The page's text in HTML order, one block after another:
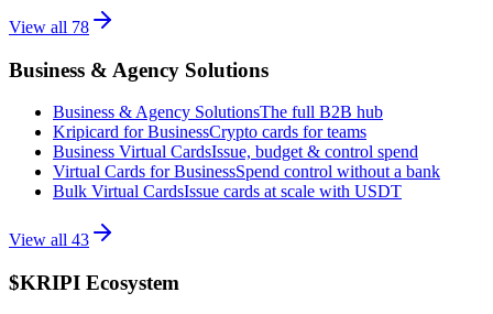
View all 78
Business & Agency Solutions
Business & Agency SolutionsThe full B2B hub
Kripicard for BusinessCrypto cards for teams
Business Virtual CardsIssue, budget & control spend
Virtual Cards for BusinessSpend control without a bank
Bulk Virtual CardsIssue cards at scale with USDT
View all 43
$KRIPI Ecosystem